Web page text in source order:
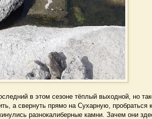
в этом сезоне тёплый выходной, но
а свернуть прямо на Сухарную, пробраться к
разнокалиберные камни. Зачем они